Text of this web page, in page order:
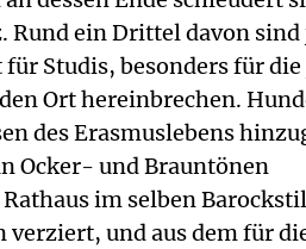
Rund ein Drittel davon sind
Studis, besonders für
Ort hereinbrechen.
des Erasmuslebens
Ocker- und Brauntönen
im selben
und aus dem für